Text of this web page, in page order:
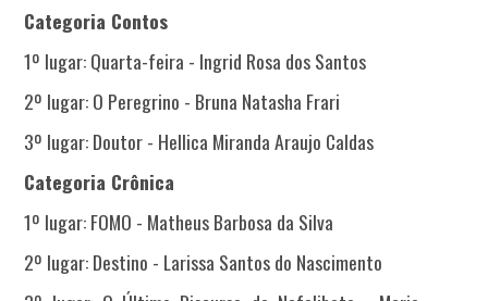
Categoria Contos
1º lugar: Quarta-feira - Ingrid Rosa dos Santos
2º lugar: O Peregrino - Bruna Natasha Frari
3º lugar: Doutor - Hellica Miranda Araujo Caldas
Categoria Crônica
1º lugar: FOMO - Matheus Barbosa da Silva
2º lugar: Destino - Larissa Santos do Nascimento